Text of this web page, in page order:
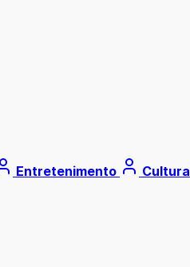
Entretenimento Cultura